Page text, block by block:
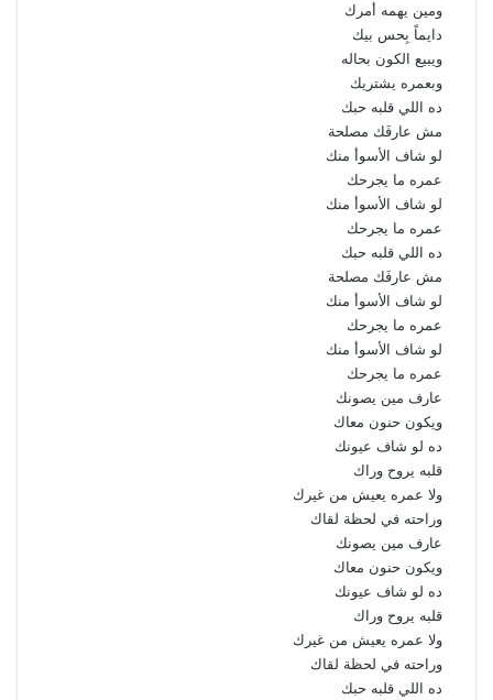
ومين يهمه أمرك
دايماً بِحس بيك
ويبيع الكون بحاله
وبعمره يشتريك
ده اللي قلبه حبك
مش عارفَك مصلحة
لو شاف الأسوأ منك
عمره ما يجرحك
لو شاف الأسوأ منك
عمره ما يجرحك
ده اللي قلبه حبك
مش عارفَك مصلحة
لو شاف الأسوأ منك
عمره ما يجرحك
لو شاف الأسوأ منك
عمره ما يجرحك
عارف مين يصونك
ويكون حنون معاك
ده لو شاف عيونك
قلبه يروح وراك
ولا عمره يعيش من غيرك
وراحته في لحظة لقاك
عارف مين يصونك
ويكون حنون معاك
ده لو شاف عيونك
قلبه يروح وراك
ولا عمره يعيش من غيرك
وراحته في لحظة لقاك
ده اللي قلبه حبك